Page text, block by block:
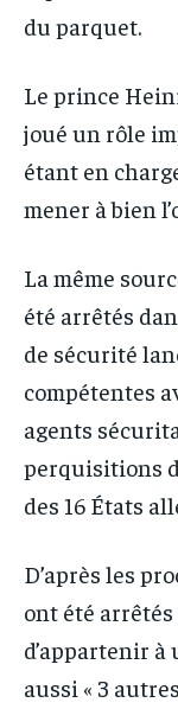
du parquet.
Le prince
joué un rôle
étant en
mener à bien
La même
été arrêtés
de sécurité
compétentes
agents
perquisitions
des 16 États
D’après les
ont été
d’appartenir
aussi « 3